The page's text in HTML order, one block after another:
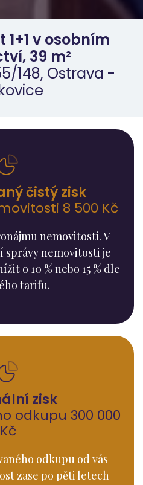
v osobním
39 m²
148, Ostrava -
čistý zisk
8 500 Kč
nemovitosti. V
nemovitosti je
o 10 % nebo 15 % dle
tarifu.
zisk
odkupu 300 000
Kč
odkupu od vás
zase po pěti letech